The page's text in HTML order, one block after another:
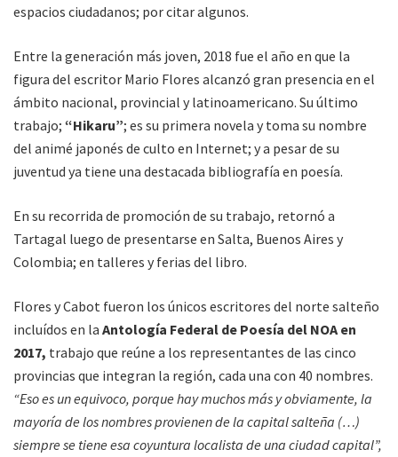
espacios ciudadanos; por citar algunos.
Entre la generación más joven, 2018 fue el año en que la
figura del escritor Mario Flores alcanzó gran presencia en el
ámbito nacional, provincial y latinoamericano. Su último
trabajo; “Hikaru”; es su primera novela y toma su nombre
del animé japonés de culto en Internet; y a pesar de su
juventud ya tiene una destacada bibliografía en poesía.
En su recorrida de promoción de su trabajo, retornó a
Tartagal luego de presentarse en Salta, Buenos Aires y
Colombia; en talleres y ferias del libro.
Flores y Cabot fueron los únicos escritores del norte salteño
incluídos en la Antología Federal de Poesía del NOA en
2017, trabajo que reúne a los representantes de las cinco
provincias que integran la región, cada una con 40 nombres.
“Eso es un equivoco, porque hay muchos más y obviamente, la
mayoría de los nombres provienen de la capital salteña (…)
siempre se tiene esa coyuntura localista de una ciudad capital”,